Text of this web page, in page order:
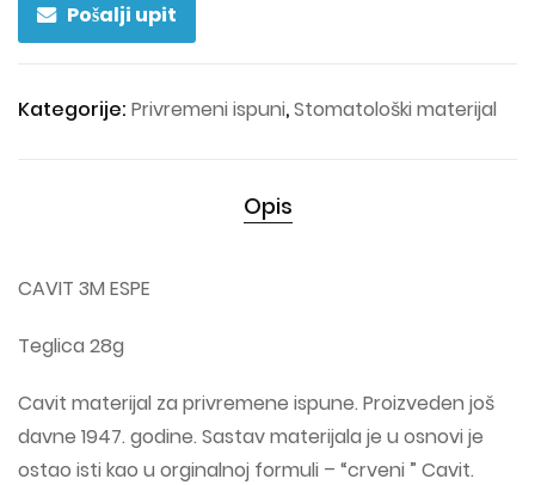
Pošalji upit
Kategorije: Privremeni ispuni,Stomatološki materijal
Opis
CAVIT 3M ESPE
Teglica 28g
Cavit materijal za privremene ispune. Proizveden još
davne 1947. godine. Sastav materijala je u osnovi je
ostao isti kao u orginalnoj formuli – “crveni ” Cavit.